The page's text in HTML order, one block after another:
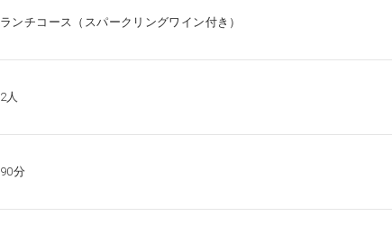
ランチコース（スパークリングワイン付き）
2人
90分